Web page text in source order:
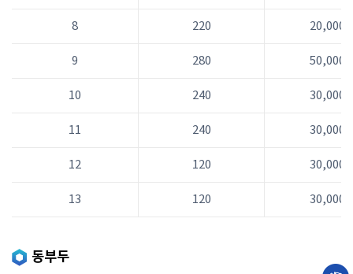
8 220 20,000
9 280 50,000
10 240 30,000
11 240 30,000
12 120 30,000
13 120 30,000
동부두